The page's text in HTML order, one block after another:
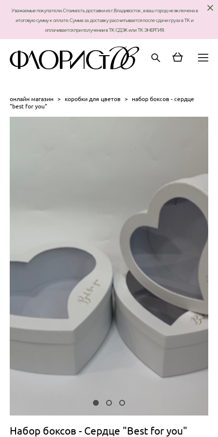
Уважаемые покупатели. Стоимость доставки из г. Владивосток , в ваш город не включена в
итоговую сумму к оплате. Сумма за доставку рассчитывается после сдачи груза в ТК и
оплачивается при получении в ТК СДЭК или ТК ЭНЕРГИЯ.
онлайн магазин > коробки для цветов > набор боксов - сердце
"best for you"
Набор боксов - Сердце "Best for you"